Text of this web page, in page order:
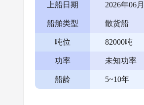
上船日期 2026年06
船舶类型 散货船
吨位 82000吨
功率 未知功率
船龄 5~10年